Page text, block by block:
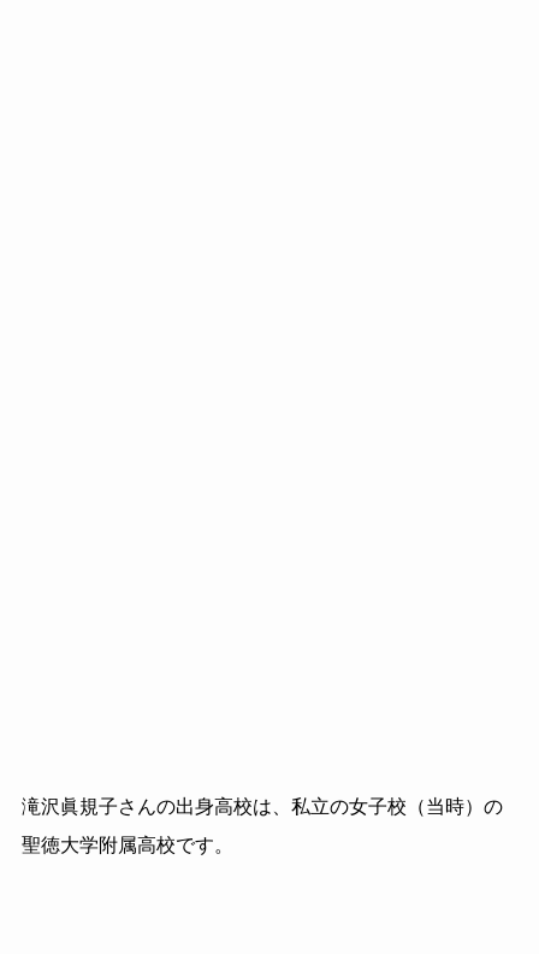
滝沢眞規子さんの出身高校は、私立の女子校（当時）の
聖徳大学附属高校です。